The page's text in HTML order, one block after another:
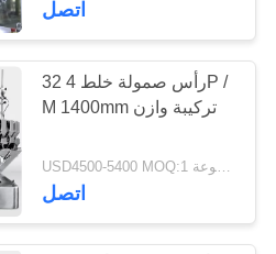
7
اتصل
32 رأس صمولة خلط 4P /
M 1400mm تركيبة وازن
USD4500-5400 MOQ:1 مجموعة
اتصل